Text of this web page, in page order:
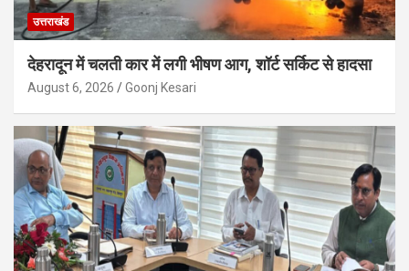
उत्तराखंड
देहरादून में चलती कार में लगी भीषण आग, शॉर्ट सर्किट से हादसा
August 6, 2026 Goonj Kesari